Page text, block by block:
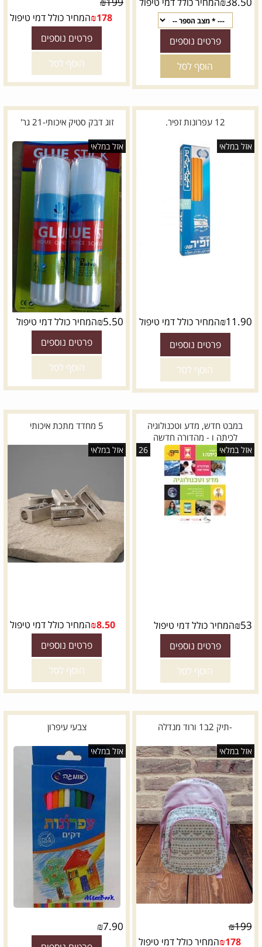
פרטים נוספים
הוסף לסל
₪178 המחיר כולל דמי טיפול
פרטים נוספים
הוסף לסל
12 עפרונות זפיר.
אזל במלאי
₪11.90 המחיר כולל דמי טיפול
פרטים נוספים
הוסף לסל
זוג דבק סטיק איכותי-21 גר'
אזל במלאי
₪5.50 המחיר כולל דמי טיפול
פרטים נוספים
הוסף לסל
במבט חדש, מדע וטכנולוגיה
לכיתה ו - מהדורה חדשה
26 אזל במלאי
₪53 המחיר כולל דמי טיפול
פרטים נוספים
הוסף לסל
5 מחדד מתכת איכותי
אזל במלאי
₪8.50 המחיר כולל דמי טיפול
פרטים נוספים
הוסף לסל
-תיק 2ב1 ורוד מנדלה
אזל במלאי
₪199
₪178 המחיר כולל דמי טיפול
צבעי עיפרון
אזל במלאי
₪7.90